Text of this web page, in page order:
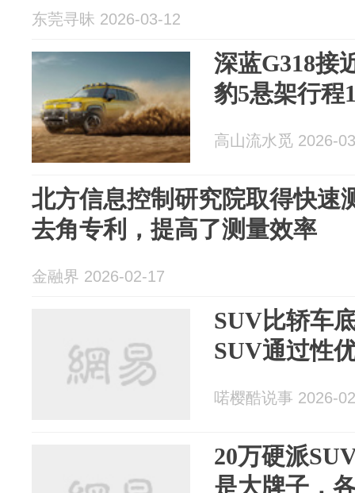
东莞寻昧 2026-03-12
深蓝G318接
豹5悬架行程
高山流水觅 2026-
北方信息控制研究院取得快速
去角专利，提高了测量效率
金融界 2026-02-17
SUV比轿车
SUV通过性
喏樱酷说事 2026-
20万硬派
是大牌子，